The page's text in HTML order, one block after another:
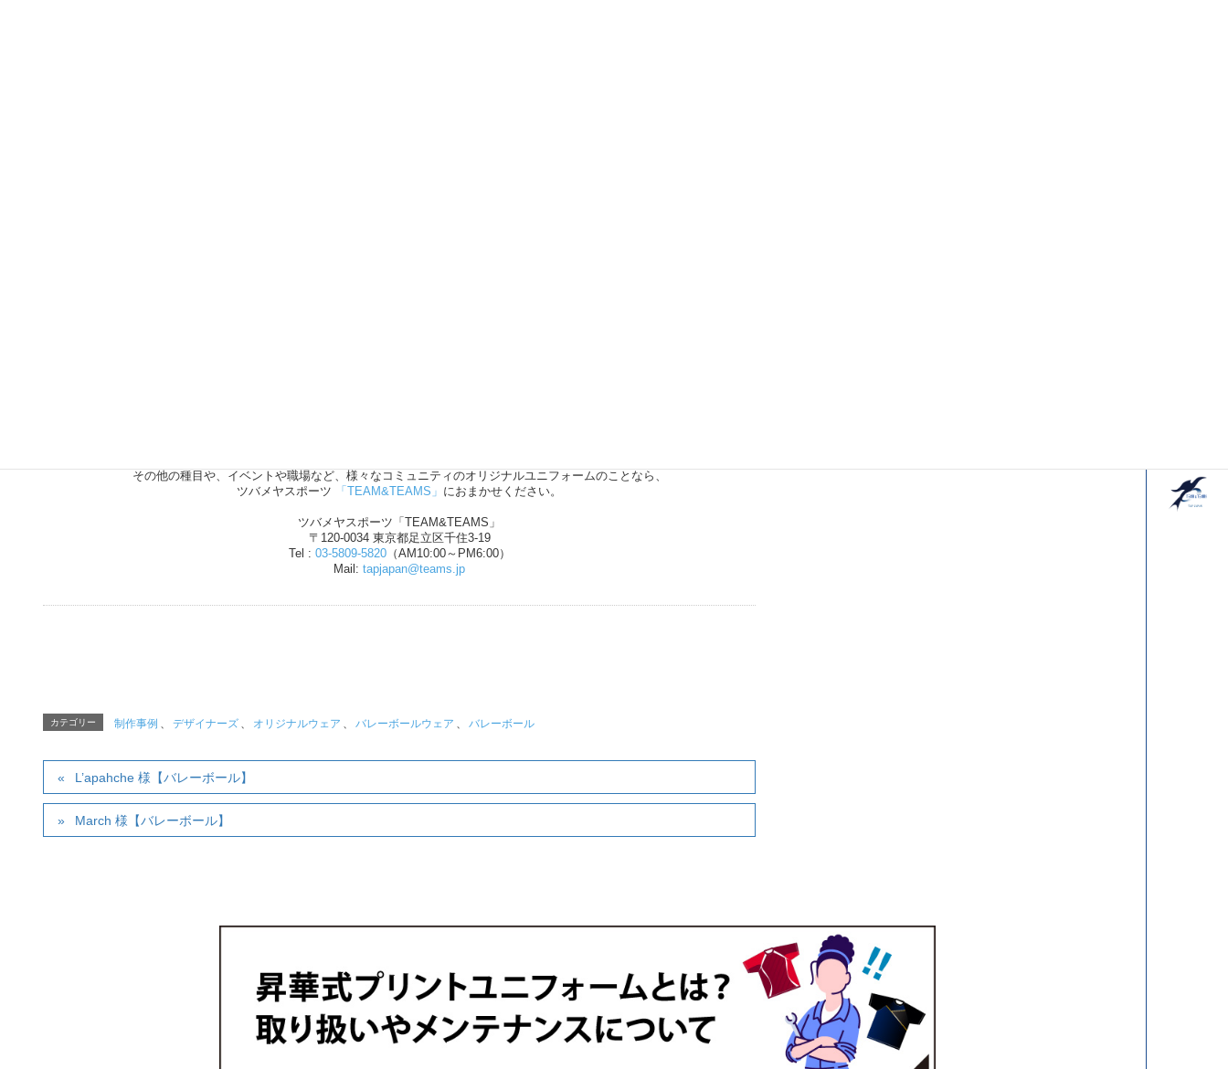
その他の種目や、イベントや職場など、様々なコミュニティのオリジナルユニフォームのことなら、
ツバメヤスポーツ
「TEAM&TEAMS」 におまかせください。
ツバメヤスポーツ「TEAM&TEAMS」
〒120-0034 東京都足立区千住3-19
Tel : 03-5809-5820（AM10:00～PM6:00）
Mail: tapjapan@teams.jp
カテゴリー 制作事例 、 デザイナーズ 、 オリジナルウェア 、 バレーボールウェア 、 バレーボール
L’apahche 様【バレーボール】
March 様【バレーボール】